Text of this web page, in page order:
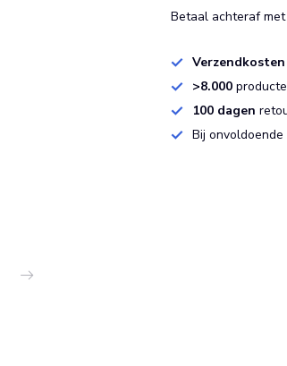
Betaal achteraf
Verzendkosten
>8.000
100 dagen
Bij